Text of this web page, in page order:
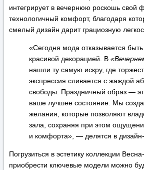
интегрирует в вечернюю роскошь
технологичный комфорт, благодаря
смелый дизайн дарит грациозную
«Сегодня мода отказывается
красивой декорацией. В
нашли ту самую искру, где
экспрессия сливается с жаждой
свободы. Праздничный образ —
ваше лучшее состояние. Мы
желания, которые позволяют
зала, сохраняя при этом
и комфорта», — делятся в
Погрузиться в эстетику коллекции
приобрести ключевые модели можно